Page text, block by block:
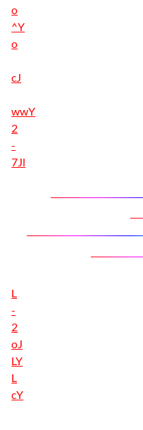
o
^Y
o
cJ
wwY
2
-
7Jl
L
-
2
oJ
LY
L
cY